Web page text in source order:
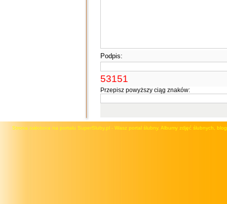
Podpis:
53151
Przepisz powyższy ciąg znaków:
Strona założona na portalu SuperSluby.pl - Wasz portal ślubny. Albumy zdjęć ślubnych,